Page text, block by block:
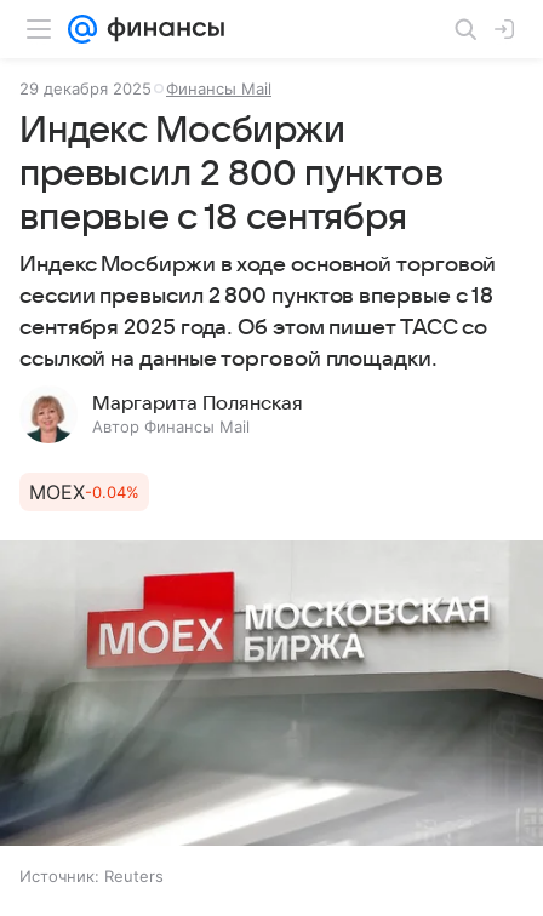
29 декабря 2025 Финансы Mail
Индекс Мосбиржи
превысил 2 800 пунктов
впервые с 18 сентября
Индекс Мосбиржи в ходе основной торговой
сессии превысил 2 800 пунктов впервые с 18
сентября 2025 года. Об этом пишет ТАСС со
ссылкой на данные торговой площадки.
Маргарита Полянская
Автор Финансы Mail
MOEX-0.04%
Источник: Reuters